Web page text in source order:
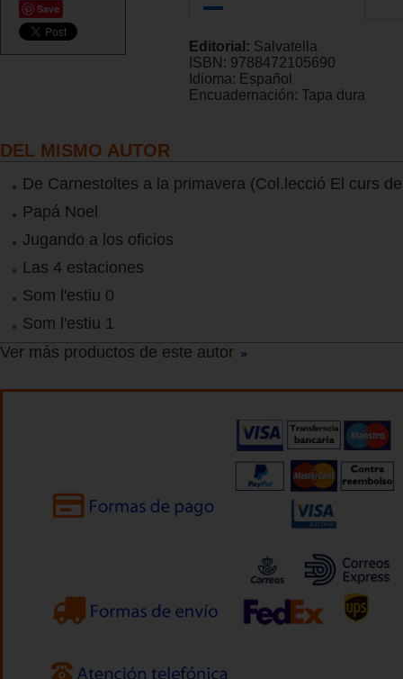
Save
Editorial: Salvatella
ISBN: 9788472105690
Idioma: Español
Encuadernación: Tapa dura
DEL MISMO AUTOR
De Carnestoltes a la primavera (Col.lecció El curs
Papá Noel
Jugando a los oficios
Las 4 estaciones
Som l'estiu 0
Som l'estiu 1
Ver más productos de este autor